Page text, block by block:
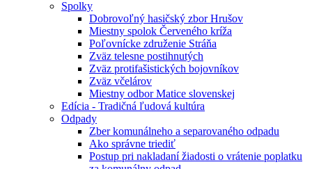
Spolky
Dobrovoľný hasičský zbor Hrušov
Miestny spolok Červeného kríža
Poľovnícke združenie Stráňa
Zväz telesne postihnutých
Zväz protifašistických bojovníkov
Zväz včelárov
Miestny odbor Matice slovenskej
Edícia - Tradičná ľudová kultúra
Odpady
Zber komunálneho a separovaného odpadu
Ako správne triediť
Postup pri nakladaní žiadosti o vrátenie poplatku